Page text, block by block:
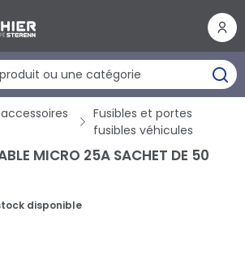
Fusibles et portes
fusibles véhicules
MICRO 25A SACHET DE 50
disponible